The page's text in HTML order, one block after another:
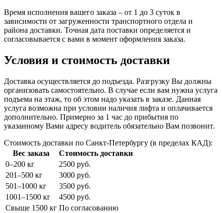
Время исполнения вашего заказа – от 1 до 3 суток в
зависимости от загруженности транспортного отдела и
района доставки. Точная дата поставки определяется и
согласовывается с вами в момент оформления заказа.
Условия и стоимость доставки
Доставка осуществляется до подъезда. Разгрузку Вы должны
организовать самостоятельно. В случае если вам нужна услуга
подъема на этаж, то об этом надо указать в заказе. Данная
услуга возможна при условии наличия лифта и оплачивается
дополнительно. Примерно за 1 час до прибытия по
указанному Вами адресу водитель обязательно Вам позвонит.
Стоимость доставки по Санкт-Петербургу (в пределах КАД):
Вес заказа
Стоимость доставки
0–200 кг
2500 руб.
201–500 кг
3000 руб.
501–1000 кг
3500 руб.
1001–1500 кг
4500 руб.
Свыше 1500 кг По согласованию